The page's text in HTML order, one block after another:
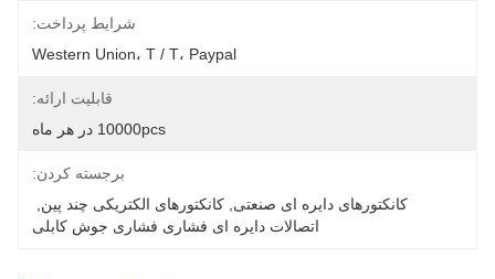
شرایط پرداخت:
Western Union، T / T، Paypal
قابلیت ارائه:
10000pcs در هر ماه
برجسته کردن:
کانکتورهای دایره ای صنعتی کانکتورهای الکتریکی چند پین
اتصالات دایره ای فشاری فشاری جوش کابلی